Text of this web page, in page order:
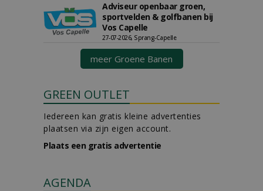
Adviseur openbaar groen,
sportvelden & golfbanen bij
Vos Capelle
27-07-2026, Sprang-Capelle
meer Groene Banen
GREEN OUTLET
Iedereen kan gratis kleine advertenties
plaatsen via zijn eigen account.
Plaats een gratis advertentie
AGENDA